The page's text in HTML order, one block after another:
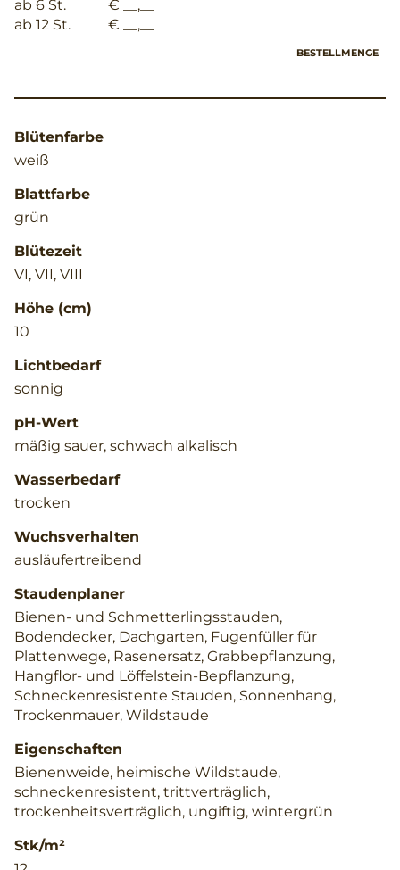
ab 6 St.
€ __,__
ab 12 St.
€ __,__
BESTELLMENGE
Blütenfarbe
weiß
Blattfarbe
grün
Blütezeit
VI, VII, VIII
Höhe (cm)
10
Lichtbedarf
sonnig
pH-Wert
mäßig sauer, schwach alkalisch
Wasserbedarf
trocken
Wuchsverhalten
ausläufertreibend
Staudenplaner
Bienen- und Schmetterlingsstauden,
Bodendecker, Dachgarten, Fugenfüller für
Plattenwege, Rasenersatz, Grabbepflanzung,
Hangflor- und Löffelstein-Bepflanzung,
Schneckenresistente Stauden, Sonnenhang,
Trockenmauer, Wildstaude
Eigenschaften
Bienenweide, heimische Wildstaude,
schneckenresistent, trittverträglich,
trockenheitsverträglich, ungiftig, wintergrün
Stk/m²